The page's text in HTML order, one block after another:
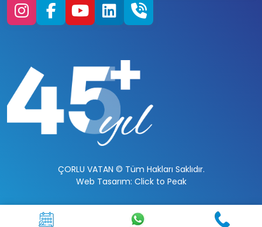
ÇORLU VATAN © Tüm Hakları Saklıdır.
Web Tasarım: Click to Peak